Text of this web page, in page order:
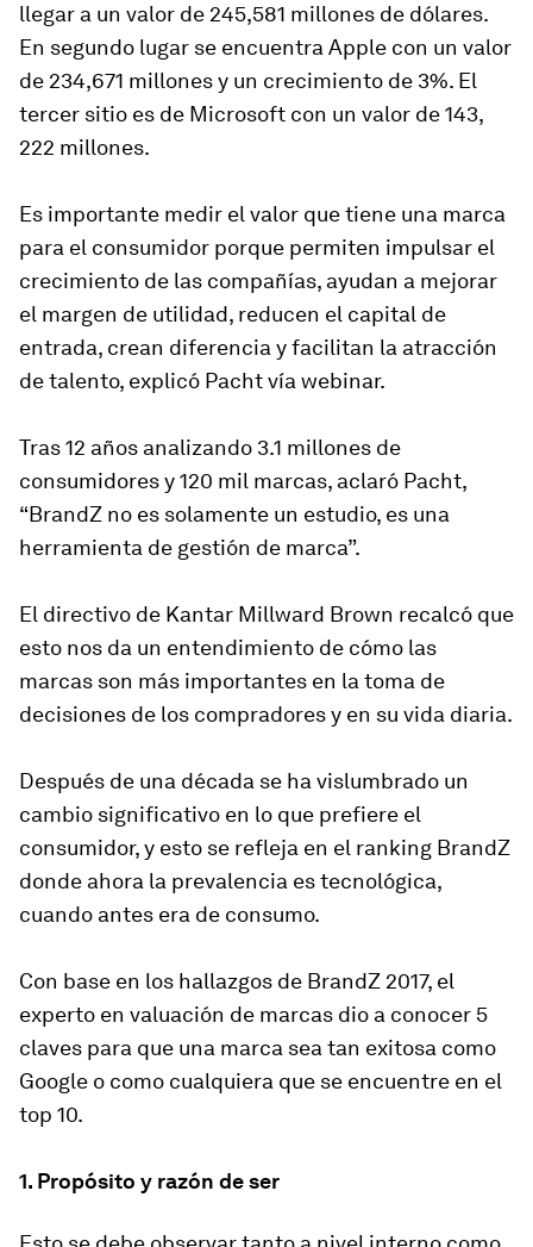
llegar a un valor de 245,581 millones de dólares.
En segundo lugar se encuentra Apple con un valor
de 234,671 millones y un crecimiento de 3%. El
tercer sitio es de Microsoft con un valor de 143,
222 millones.
Es importante medir el valor que tiene una marca
para el consumidor porque permiten impulsar el
crecimiento de las compañías, ayudan a mejorar
el margen de utilidad, reducen el capital de
entrada, crean diferencia y facilitan la atracción
de talento, explicó Pacht vía webinar.
Tras 12 años analizando 3.1 millones de
consumidores y 120 mil marcas, aclaró Pacht,
“BrandZ no es solamente un estudio, es una
herramienta de gestión de marca”.
El directivo de Kantar Millward Brown recalcó que
esto nos da un entendimiento de cómo las
marcas son más importantes en la toma de
decisiones de los compradores y en su vida diaria.
Después de una década se ha vislumbrado un
cambio significativo en lo que prefiere el
consumidor, y esto se refleja en el ranking BrandZ
donde ahora la prevalencia es tecnológica,
cuando antes era de consumo.
Con base en los hallazgos de BrandZ 2017, el
experto en valuación de marcas dio a conocer 5
claves para que una marca sea tan exitosa como
Google o como cualquiera que se encuentre en el
top 10.
1. Propósito y razón de ser